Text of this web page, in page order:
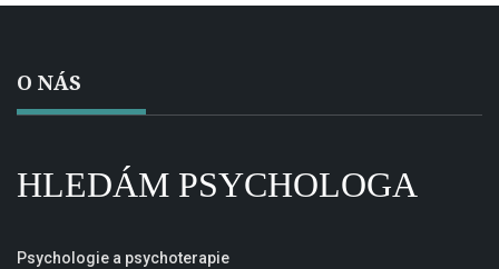
O NÁS
HLEDÁM PSYCHOLOGA
Psychologie a psychoterapie